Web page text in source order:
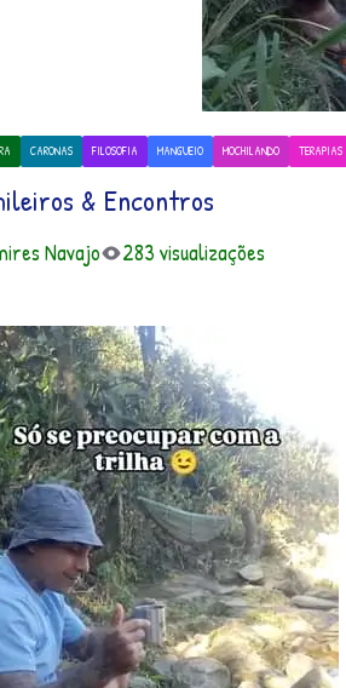
CARONAS FILOSOFIA MANGUEIO MOCHILANDO TERAPIAS
& Encontros
Navajo 283 visualizações